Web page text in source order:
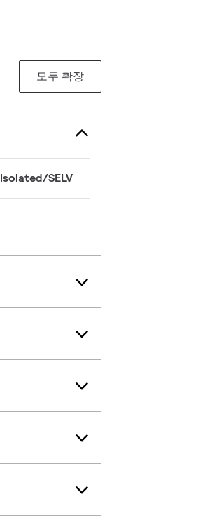
모두 확장
Isolated/SELV